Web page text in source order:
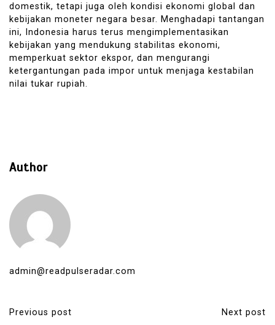
domestik, tetapi juga oleh kondisi ekonomi global dan
kebijakan moneter negara besar. Menghadapi tantangan
ini, Indonesia harus terus mengimplementasikan
kebijakan yang mendukung stabilitas ekonomi,
memperkuat sektor ekspor, dan mengurangi
ketergantungan pada impor untuk menjaga kestabilan
nilai tukar rupiah.
Author
admin@readpulseradar.com
P
Previous post Next post